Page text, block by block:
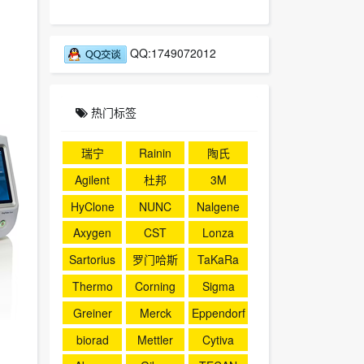
QQ:1749072012
热门标签
瑞宁 Rainin
陶氏
Agilent
杜邦
3M
HyClone
NUNC
Nalgene
Axygen
CST
Lonza
Sartorius
罗门哈斯
TaKaRa
Thermo
Corning
Sigma
Greiner
Merck
Eppendorf
biorad
Mettler
Cytiva